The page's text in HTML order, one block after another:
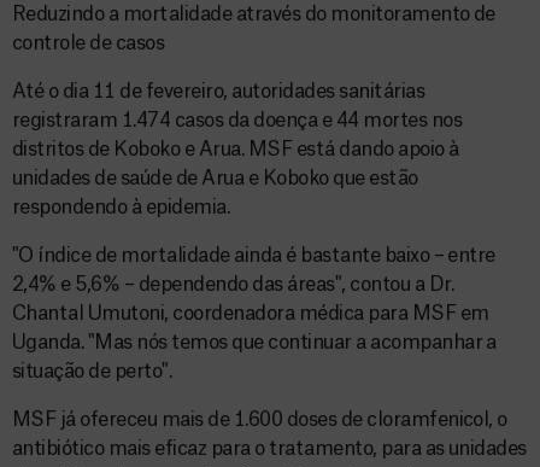
Reduzindo a mortalidade através do monitoramento de
controle de casos
Até o dia 11 de fevereiro, autoridades sanitárias
registraram 1.474 casos da doença e 44 mortes nos
distritos de Koboko e Arua. MSF está dando apoio à
unidades de saúde de Arua e Koboko que estão
respondendo à epidemia.
"O índice de mortalidade ainda é bastante baixo – entre
2,4% e 5,6% – dependendo das áreas", contou a Dr.
Chantal Umutoni, coordenadora médica para MSF em
Uganda. "Mas nós temos que continuar a acompanhar a
situação de perto".
MSF já ofereceu mais de 1.600 doses de cloramfenicol, o
antibiótico mais eficaz para o tratamento, para as unidades